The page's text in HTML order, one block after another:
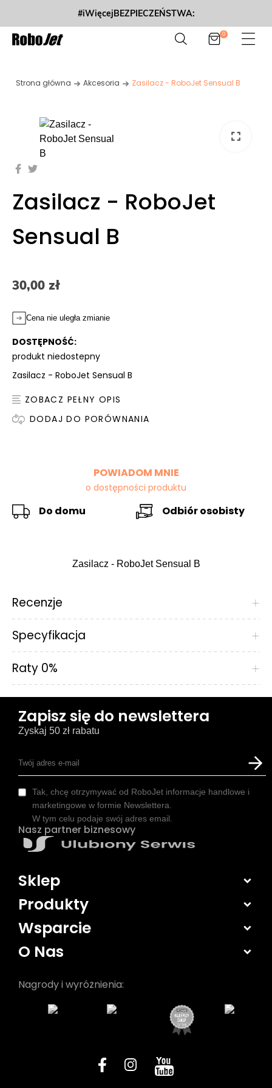
#iWięcejBEZPIECZEŃSTWA:
0
Strona główna Akcesoria Zasilacz - RoboJet Sensual B
fullscreen
Zasilacz - RoboJet
Sensual B
30,00 zł
Cena nie uległa zmianie
DOSTĘPNOŚĆ:
produkt niedostepny
Zasilacz - RoboJet Sensual B
ZOBACZ PEŁNY OPIS
DODAJ DO PORÓWNANIA
POWIADOM MNIE
o dostępności produktu
Do domu Odbiór osobisty
Zasilacz - RoboJet Sensual B
Recenzje +
Specyfikacja +
Raty 0% +
Sklep
Produkty
Wsparcie
O Nas
Zapisz się do newslettera
Zyskaj 50 zł rabatu
Tak, chcę otrzymywać od RoboJet informacje handlowe i
marketingowe w formie Newslettera.
W tym celu podaje swój adres email.
Nasz partner biznesowy
Nagrody i wyróżnienia: